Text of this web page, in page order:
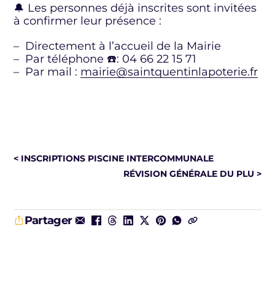
🔔 Les personnes déjà inscrites sont invitées
à confirmer leur présence :
– Directement à l’accueil de la Mairie
– Par téléphone ☎️: 04 66 22 15 71
– Par mail : mairie@saintquentinlapoterie.fr
< INSCRIPTIONS PISCINE INTERCOMMUNALE
RÉVISION GÉNÉRALE DU PLU >
Partager